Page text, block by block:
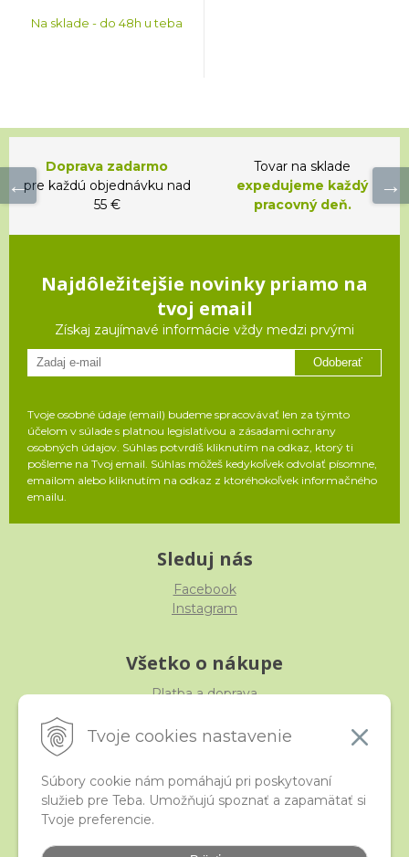
Tvoje cookies nastavenie
Súbory cookie nám pomáhajú pri poskytovaní
služieb pre Teba. Umožňujú spoznať a zapamätať si
Tvoje preferencie.
Na sklade - do 48h u teba
Doprava zadarmo
pre každú objednávku nad
55 €
Tovar na sklade
expedujeme každý
pracovný deň.
Najdôležitejšie novinky priamo na
tvoj email
Získaj zaujímavé informácie vždy medzi prvými
Odoberať
Tvoje osobné údaje (email) budeme spracovávať len za týmto
účelom v súlade s platnou legislatívou a zásadami ochrany
osobných údajov. Súhlas potvrdíš kliknutím na odkaz, ktorý ti
pošleme na Tvoj email. Súhlas môžeš kedykoľvek odvolať písomne,
emailom alebo kliknutím na odkaz z ktoréhokoľvek informačného
emailu.
Sleduj nás
Facebook
Instagram
Všetko o nákupe
Platba a doprava
Obchodné podmienky
iStraka